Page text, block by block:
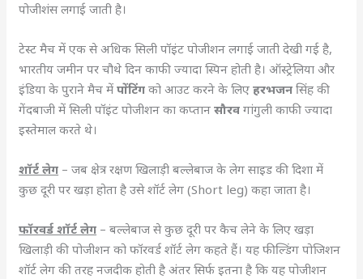
पोजीशंस लगाई जाती है।
टेस्ट मैच में एक से अधिक सिली पॉइंट पोजीशन लगाई जाती देखी गई है,
भारतीय जमीन पर चौथे दिन काफी ज्यादा स्पिन होती है। ऑस्ट्रेलिया और
इंडिया के पुराने मैच मेंपोंटिंगको आउट करने के लिएहरभजनसिंह की
गेंदबाजी में सिली पॉइंट पोजीशन का कप्तानसौरवगांगुली काफी ज्यादा
इस्तेमाल करते थे।
शॉर्ट लेग – जब क्षेत्र रक्षण खिलाड़ी बल्लेबाज के लेग साइड की दिशा में
कुछ दूरी पर खड़ा होता है उसे शॉर्ट लेग (Short leg) कहा जाता है।
फॉरवर्ड शॉर्ट लेग – बल्लेबाज से कुछ दूरी पर कैच लेने के लिए खड़ा
खिलाड़ी की पोजीशन को फॉरवर्ड शॉर्ट लेग कहते हैं। यह फील्डिंग पोजिशन
शॉर्ट लेग की तरह नजदीक होती है अंतर सिर्फ इतना है कि यह पोजीशन